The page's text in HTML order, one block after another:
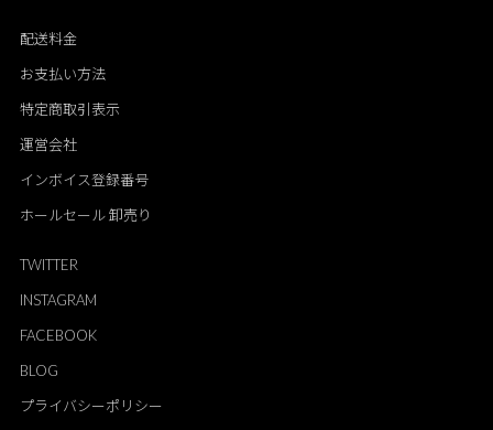
配送料金
お支払い方法
特定商取引表示
運営会社
インボイス登録番号
ホールセール 卸売り
TWITTER
INSTAGRAM
FACEBOOK
BLOG
プライバシーポリシー